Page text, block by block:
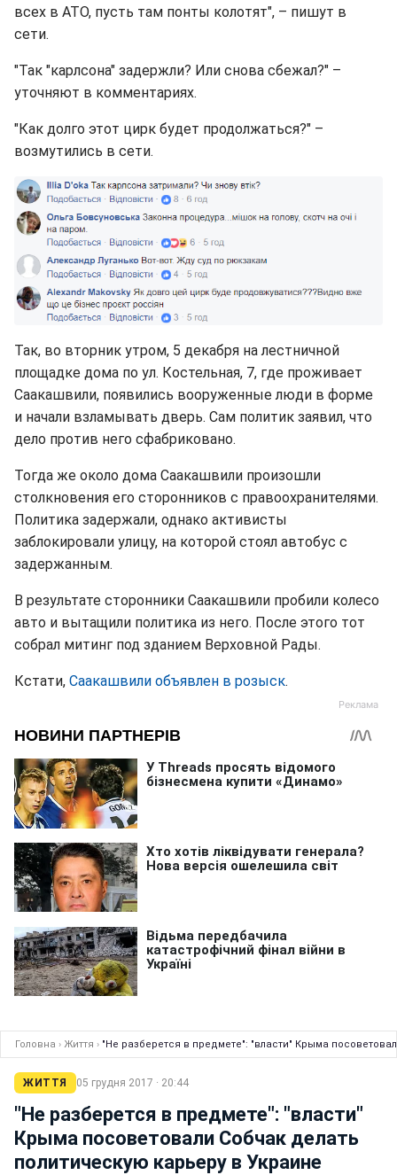
всех в АТО, пусть там понты колотят", – пишут в
сети.
"Так "карлсона" задержли? Или снова сбежал?" –
уточняют в комментариях.
"Как долго этот цирк будет продолжаться?" –
возмутились в сети.
Так, во вторник утром, 5 декабря на лестничной
площадке дома по ул. Костельная, 7, где проживает
Саакашвили, появились вооруженные люди в форме
и начали взламывать дверь. Сам политик заявил, что
дело против него сфабриковано.
Тогда же около дома Саакашвили произошли
столкновения его сторонников с правоохранителями.
Политика задержали, однако активисты
заблокировали улицу, на которой стоял автобус с
задержанным.
В результате сторонники Саакашвили пробили колесо
авто и вытащили политика из него. После этого тот
собрал митинг под зданием Верховной Рады.
Кстати, Саакашвили объявлен в розыск.
Головна › Життя › "Не разберется в предмете": "власти" Крыма
ЖИТТЯ 05 грудня 2017 · 20:44
"Не разберется в предмете": "власти"
Крыма посоветовали Собчак делать
политическую карьеру в Украине